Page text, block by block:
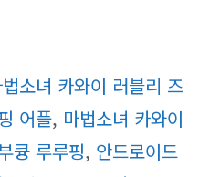
소녀 카와이 러블리 즈
어플, 마법소녀 카와이
큥 루루핑, 안드로이드